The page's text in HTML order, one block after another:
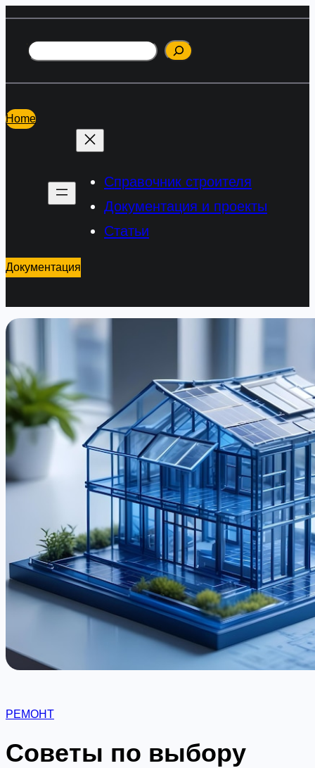
содержимому
Поиск
Home
Справочник строителя
Документация и проекты
Статьи
Документация
РЕМОНТ
Советы по выбору